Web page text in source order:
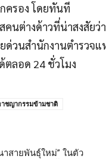
ครอง โดยทันที
นต่างด้าวที่น่าสงสัยว่
วนสำนักงานตำรวจ
ตลอด 24 ชั่วโมง
าชญากรรมข้ามชาติ
าสายพันธุ์ใหม่” ในตัว